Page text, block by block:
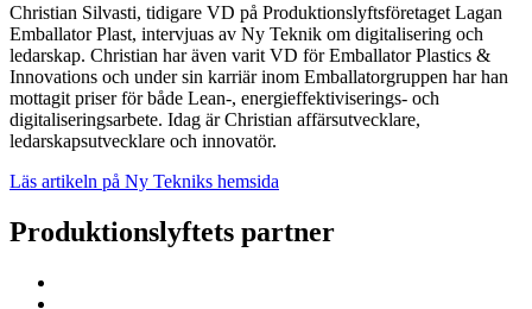
Christian Silvasti, tidigare VD på Produktionslyftsföretaget Lagan
Emballator Plast, intervjuas av Ny Teknik om digitalisering och
ledarskap. Christian har även varit VD för Emballator Plastics &
Innovations och under sin karriär inom Emballatorgruppen har han
mottagit priser för både Lean-, energieffektiviserings- och
digitaliseringsarbete. Idag är Christian affärsutvecklare,
ledarskapsutvecklare och innovatör.
Läs artikeln på Ny Tekniks hemsida
Produktionslyftets partner